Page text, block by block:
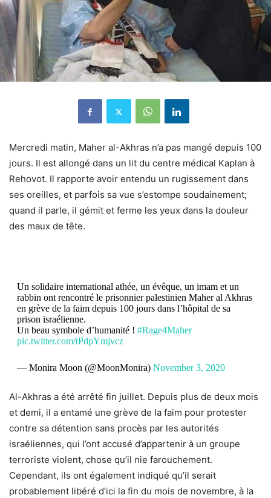
Mercredi matin, Maher al-Akhras n’a pas mangé depuis 100
jours. Il est allongé dans un lit du centre médical Kaplan à
Rehovot. Il rapporte avoir entendu un rugissement dans
ses oreilles, et parfois sa vue s’estompe soudainement;
quand il parle, il gémit et ferme les yeux dans la douleur
des maux de tête.
Un solidaire international athée, un évêque, un imam et un
rabbin ont rencontré le prisonnier palestinien Maher al Akhras
en grève de la faim depuis 100 jours dans l’hôpital de sa
prison israélienne.
Un beau symbole d’humanité ! #Rage4Maher
pic.twitter.com/tPdpYmjvcz
— Monira Moon (@MoonMonira) November 3, 2020
Al-Akhras a été arrêté fin juillet. Depuis plus de deux mois
et demi, il a entamé une grève de la faim pour protester
contre sa détention sans procès par les autorités
israéliennes, qui l’ont accusé d’appartenir à un groupe
terroriste violent, chose qu’il nie farouchement.
Cependant, ils ont également indiqué qu’il serait
probablement libéré d’ici la fin du mois de novembre, à la